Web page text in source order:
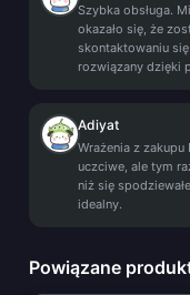
Szybka obsługa.
okazało się, że
skontaktowaniu
rozwiązany dzięki
Adiyat
Wrażenia z
uczciwe, ale tym
niż się
idealny.
Powiązane